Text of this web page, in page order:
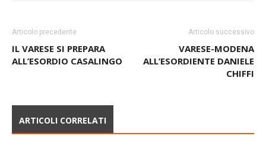
Articolo precedente
IL VARESE SI PREPARA
ALL’ESORDIO CASALINGO
Articolo successivo
VARESE-MODENA
ALL’ESORDIENTE DANIELE
CHIFFI
ARTICOLI CORRELATI